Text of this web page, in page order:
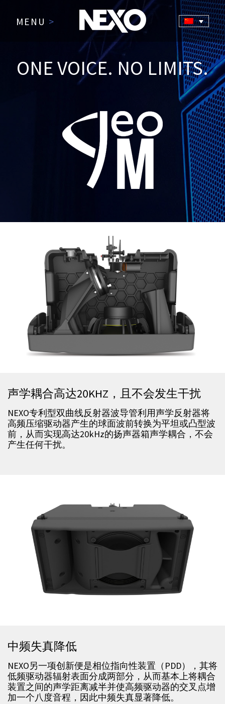
MENU >
ONE VOICE. NO LIMITS.
声学耦合高达20KHZ，且不会发生干扰
NEXO专利型双曲线反射器波导管利用声学反射器将
高频压缩驱动器产生的球面波前转换为平坦或凸型波
前，从而实现高达20kHz的扬声器箱声学耦合，不会
产生任何干扰。
中频失真降低
NEXO另一项创新便是相位指向性装置（PDD），其将
低频驱动器辐射表面分成两部分，从而基本上将耦合
装置之间的声学距离减半并使高频驱动器的交叉点增
加一个八度音程，因此中频失真显著降低。